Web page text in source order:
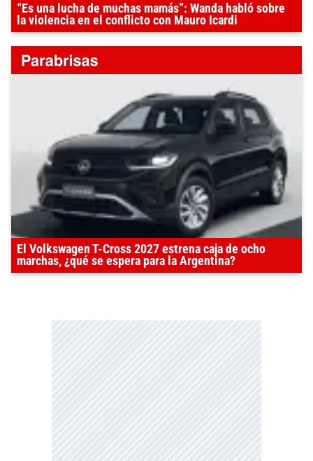
“Es una lucha de muchas mamás”: Wanda habló sobre
la violencia en el conflicto con Mauro Icardi
El Volkswagen T-Cross 2027 estrena caja de ocho
marchas, ¿qué se espera para la Argentina?